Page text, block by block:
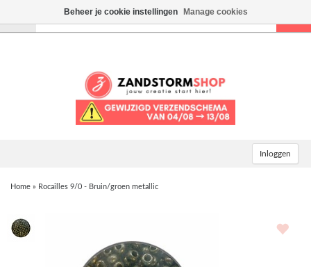
Inloggen
Home » Rocailles 9/0 - Bruin/groen metallic
Beheer je cookie instellingen Manage cookies